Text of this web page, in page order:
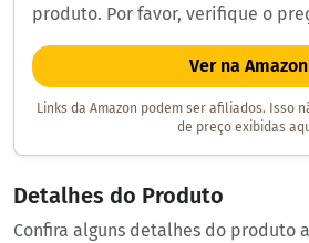
produto. Por favor, verifique o
Ver na Amazon
Links da Amazon podem ser afiliados. Isso
de preço exibidas
Detalhes do Produto
Confira alguns detalhes do produto